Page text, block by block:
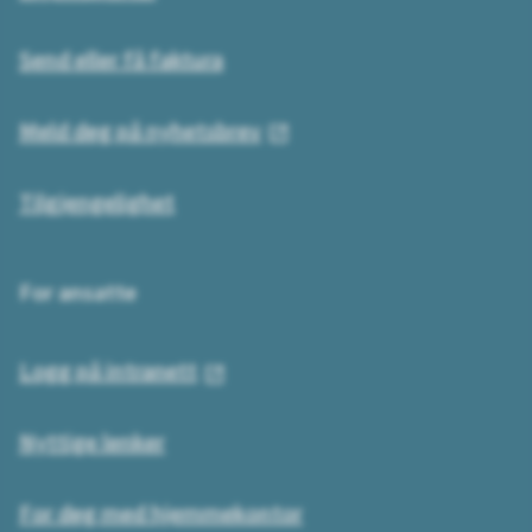
Send eller få faktura
Meld deg på nyhetsbrev
Tilgjengelighet
For ansatte
Logg på intranett
Nyttige lenker
For deg med hjemmekontor